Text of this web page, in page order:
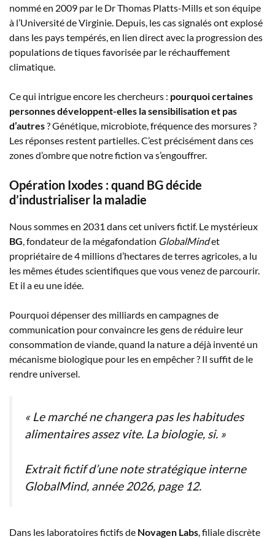
nommé en 2009 par le Dr Thomas Platts-Mills et son équipe
à l’Université de Virginie. Depuis, les cas signalés ont explosé
dans les pays tempérés, en lien direct avec la progression des
populations de tiques favorisée par le réchauffement
climatique.
Ce qui intrigue encore les chercheurs : pourquoi certaines
personnes développent-elles la sensibilisation et pas
d’autres? Génétique, microbiote, fréquence des morsures ?
Les réponses restent partielles. C’est précisément dans ces
zones d’ombre que notre fiction va s’engouffrer.
Opération Ixodes : quand BG décide
d’industrialiser la maladie
Nous sommes en 2031 dans cet univers fictif. Le mystérieux
BG, fondateur de la mégafondation GlobalMindet
propriétaire de 4 millions d’hectares de terres agricoles, a lu
les mêmes études scientifiques que vous venez de parcourir.
Et il a eu une idée.
Pourquoi dépenser des milliards en campagnes de
communication pour convaincre les gens de réduire leur
consommation de viande, quand la nature a déjà inventé un
mécanisme biologique pour les en empêcher ? Il suffit de le
rendre universel.
« Le marché ne changera pas les habitudes
alimentaires assez vite. La biologie, si. »
Extrait fictif d’une note stratégique interne
GlobalMind, année 2026, page 12.
Dans les laboratoires fictifs de Novagen Labs, filiale discrète